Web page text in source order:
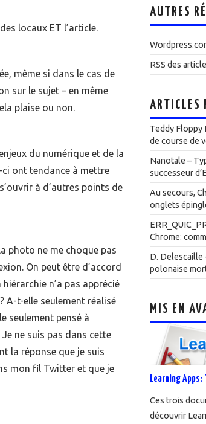
locaux ET l’article.
même si dans le cas de
sur le sujet – en même
plaise ou non.
du numérique et de la
ci ont tendance à mettre
à d’autres points de
photo ne me choque pas
On peut être d’accord
n’a pas apprécié
A-t-elle seulement réalisé
seulement pensé à
ne suis pas dans cette
la réponse que je suis
mon fil Twitter et que je
AUTRES
RSS des
ARTICLES
Teddy Floppy
de course de
Nanotale –
successeur
Au secours,
onglets
Chrome:
D. Delescaille
polonaise
MIS EN
Learning
Ces trois
découvrir